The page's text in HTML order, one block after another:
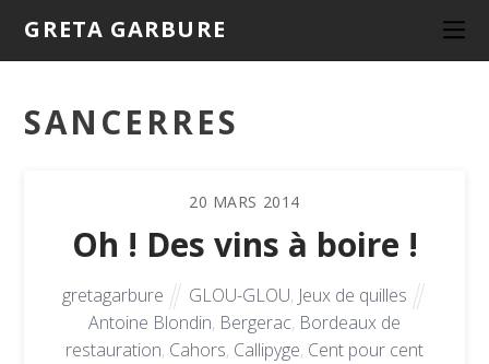
GRETA GARBURE
SANCERRES
20 MARS 2014
Oh ! Des vins à boire !
gretagarbure GLOU-GLOU, Jeux de quilles
Antoine Blondin, Bergerac, Bordeaux de
restauration, Cahors, Callipyge, Cent pour cent